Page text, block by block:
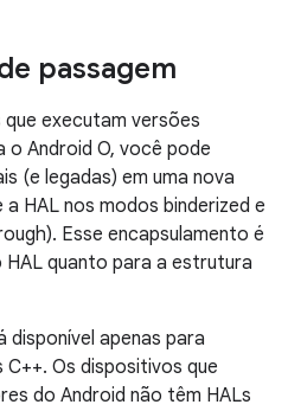
passagem
executam versões
Android O, você pode
(e legadas) em uma nova
HAL nos modos binderized e
Esse encapsulamento é
quanto para a estrutura
disponível apenas para
Os dispositivos que
do Android não têm HALs